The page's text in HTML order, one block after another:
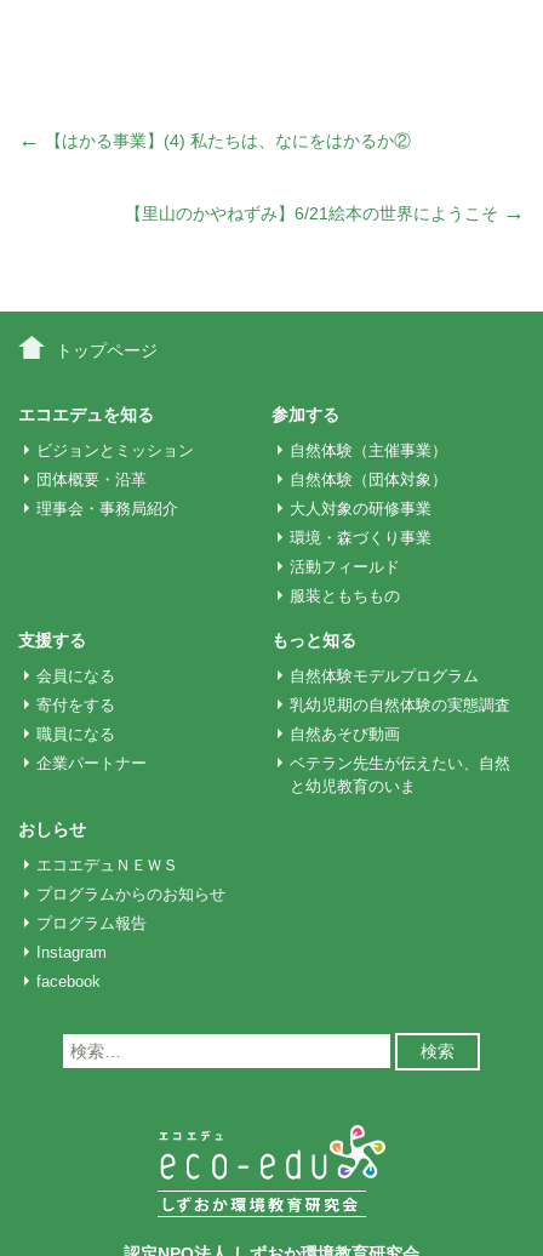
投
ビ
ゲ
ー
ョ
ン
← 【はかる事業】(4) 私たちは、なにをはかるか②
【里山のかやねずみ】6/21絵本の世界にようこそ →
トップページ
エコエデュを知る
ビジョンとミッション
団体概要・沿革
理事会・事務局紹介
参加する
自然体験（主催事業）
自然体験（団体対象）
大人対象の研修事業
環境・森づくり事業
活動フィールド
服装ともちもの
支援する
会員になる
寄付をする
職員になる
企業パートナー
もっと知る
自然体験モデルプログラム
乳幼児期の自然体験の実態調査
自然あそび動画
ベテラン先生が伝えたい、自然
と幼児教育のいま
おしらせ
エコエデュＮＥＷＳ
プログラムからのお知らせ
プログラム報告
Instagram
facebook
検
索: